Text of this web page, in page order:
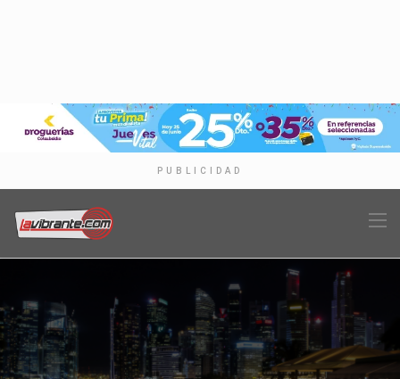
PUBLICIDAD